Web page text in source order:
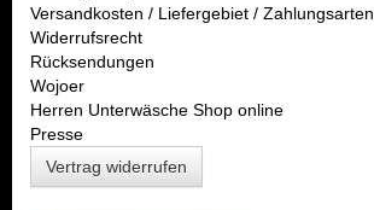
Versandkosten / Liefergebiet / Zahlungsarten
Widerrufsrecht
Rücksendungen
Wojoer
Herren Unterwäsche Shop online
Presse
Vertrag widerrufen